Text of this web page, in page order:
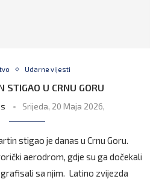
Udarne vijesti
STIGAO U CRNU GORU
Srijeda, 20 Maja 2026,
stigao je danas u Crnu Goru.
aerodrom, gdje su ga dočekali
sa njim. Latino zvijezda